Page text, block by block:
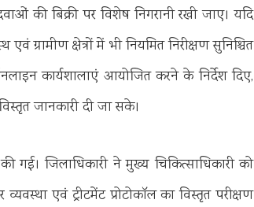
की बिक्री पर विशेष निगरानी रखी जाए। यदि
ग्रामीण क्षेत्रों में भी नियमित निरीक्षण सुनिश्चित
कार्यशालाएं आयोजित करने के निर्देश दिए,
जानकारी दी जा सके।
गई। जिलाधिकारी ने मुख्य चिकित्साधिकारी को
एवं ट्रीटमेंट प्रोटोकॉल का विस्तृत परीक्षण